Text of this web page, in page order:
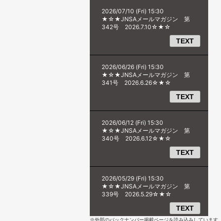
※外部のバックナンバー掲載ページを読み込みしています